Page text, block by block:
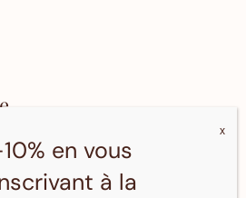
en vous
à la